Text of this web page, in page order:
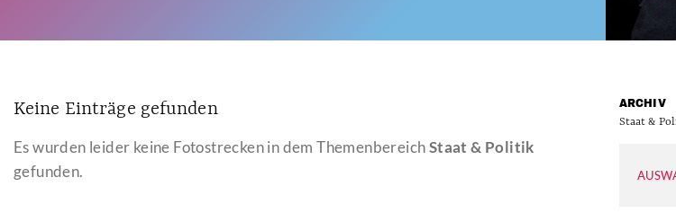
Keine Einträge gefunden
Es wurden leider keine Fotostrecken in dem ThemenbereichStaat & Politik
gefunden.
ARCHIV
Staat &